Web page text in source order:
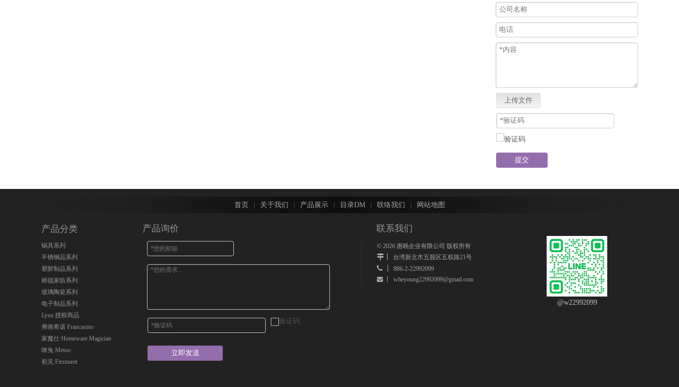
上传文件
提交
首页 关于我们 产品展示 目录DM 联络我们 网站地图
产品分类
锅具系列
不锈钢品系列
塑胶制品系列
棉毯家纺系列
玻璃陶瓷系列
电子制品系列
Lynx 授权商品
弗南希诺 Francasino
家魔仕 Homeware Magician
咪兔 Metoo
初见 Firstmeet
产品询价
立即发送
联系我们
©2026 惠旸企业有限公司 版权所有
丨 台湾新北市五股区五权路21号
 丨886-2-22992099
 丨 wheyoung22992099@gmail.com
@w22992099